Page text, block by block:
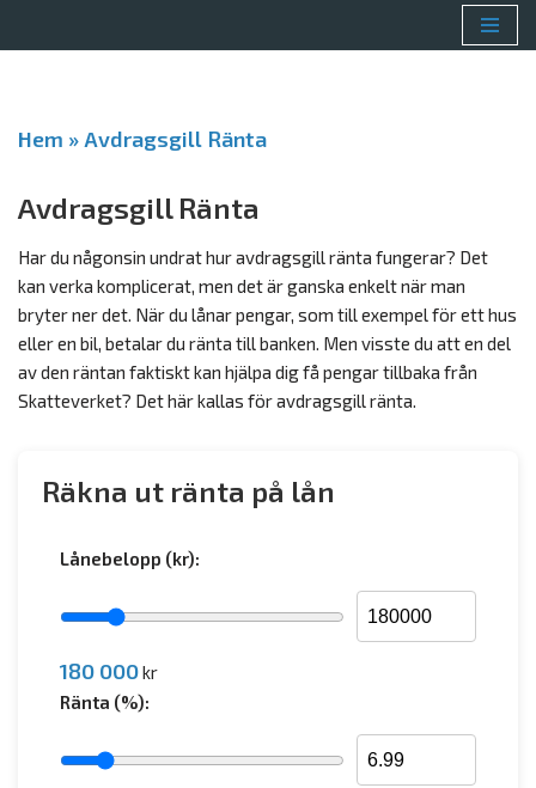
Hem » Avdragsgill Ränta
Avdragsgill Ränta
Har du någonsin undrat hur avdragsgill ränta fungerar? Det
kan verka komplicerat, men det är ganska enkelt när man
bryter ner det. När du lånar pengar, som till exempel för ett hus
eller en bil, betalar du ränta till banken. Men visste du att en del
av den räntan faktiskt kan hjälpa dig få pengar tillbaka från
Skatteverket? Det här kallas för avdragsgill ränta.
Räkna ut ränta på lån
Lånebelopp (kr):
180 000kr
Ränta (%):